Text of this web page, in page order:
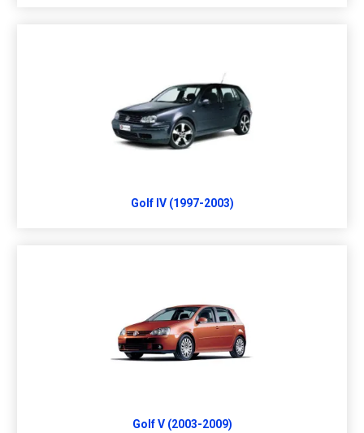
Golf IV (1997-2003)
Golf V (2003-2009)